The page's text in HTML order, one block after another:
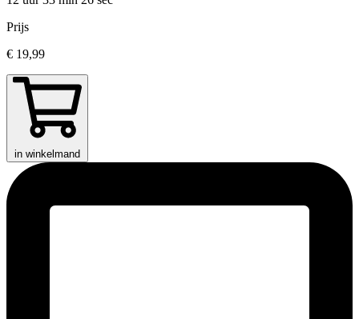
Prijs
€ 19,99
in winkelmand